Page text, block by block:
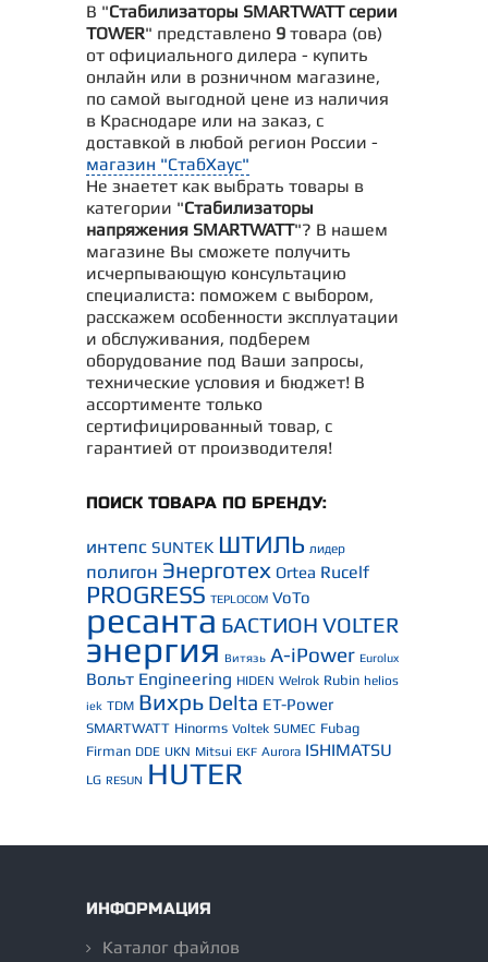
В "Стабилизаторы SMARTWATT серии
TOWER" представлено 9 товара (ов)
от официального дилера - купить
онлайн или в розничном магазине,
по самой выгодной цене из наличия
в Краснодаре или на заказ, с
доставкой в любой регион России -
магазин "СтабХаус"
Не знаетет как выбрать товары в
категории "Стабилизаторы
напряжения SMARTWATT"? В нашем
магазине Вы сможете получить
исчерпывающую консультацию
специалиста: поможем с выбором,
расскажем особенности эксплуатации
и обслуживания, подберем
оборудование под Ваши запросы,
технические условия и бюджет! В
ассортименте только
сертифицированный товар, с
гарантией от производителя!
ПОИСК ТОВАРА ПО БРЕНДУ:
интепс SUNTEK ШТИЛЬ лидер
полигон Энерготех Ortea Rucelf
PROGRESS TEPLOCOM VoTo
ресанта БАСТИОН VOLTER
энергия Витязь A-iPower Eurolux
Вольт Engineering HIDEN Welrok Rubin helios
iek TDM Вихрь Delta ET-Power
SMARTWATT Hinorms Voltek SUMEC Fubag
Firman DDE UKN Mitsui EKF Aurora ISHIMATSU
LG RESUN HUTER
ИНФОРМАЦИЯ
Каталог файлов